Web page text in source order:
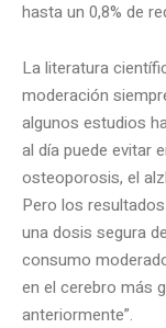
hasta un 0,8% de
La literatura
moderación
algunos estudios
al día puede evitar
osteoporosis, el
Pero los
una dosis segura
consumo
en el cerebro más
anteriormente”.